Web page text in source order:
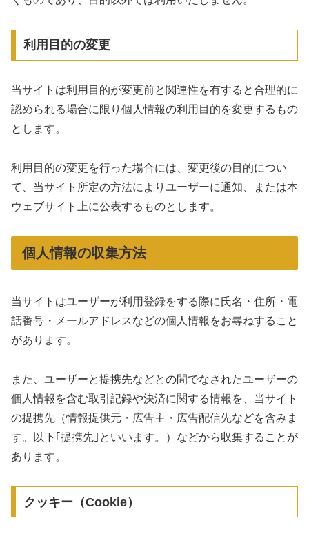
利用目的の変更
当サイトは利用目的が変更前と関連性を有すると合理的に
認められる場合に限り個人情報の利用目的を変更するもの
とします。
利用目的の変更を行った場合には、変更後の目的につい
て、当サイト所定の方法によりユーザーに通知、または本
ウェブサイト上に公表するものとします。
個人情報の収集方法
当サイトはユーザーが利用登録をする際に氏名・住所・電
話番号・メールアドレスなどの個人情報をお尋ねすること
があります。
また、ユーザーと提携先などとの間でなされたユーザーの
個人情報を含む取引記録や決済に関する情報を、当サイト
の提携先（情報提供元・広告主・広告配信先などを含みま
す。以下｢提携先｣といいます。）などから収集することが
あります。
クッキー（Cookie）